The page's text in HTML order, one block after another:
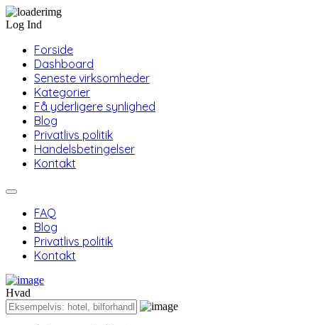
Log Ind
Forside
Dashboard
Seneste virksomheder
Kategorier
Få yderligere synlighed
Blog
Privatlivs politik
Handelsbetingelser
Kontakt
FAQ
Blog
Privatlivs politik
Kontakt
Hvad